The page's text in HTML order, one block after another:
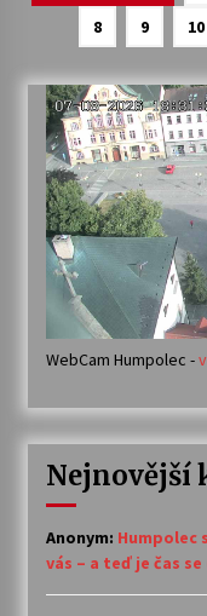
příspěvky
8
9 10
WebCam Humpolec -
Nejnovější
Anonym: Humpolec
vás – a teď je čas